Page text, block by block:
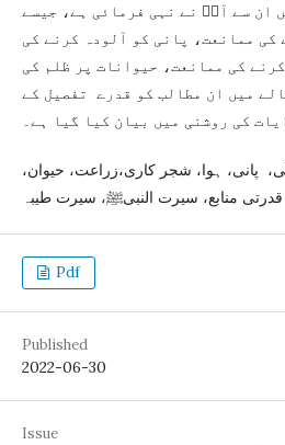
ان سے آپؐ نے نہی فرمائی ہے، جیسے
کی ممانعت، پانی کو آلودہ کرنے کی
کی ممانعت، حیوانات پر ظلم کی
میں ان مطالب کو قدرے تفصیل کے
کی روشنی میں بیان کیا گیا ہے۔
پانی، ہوا، شجر کاری،زراعت، حیوان،
قدرتی منابع، سیرت النبیﷺ، سیرت طیبہ
Pdf
Published
2022-06-30
Issue